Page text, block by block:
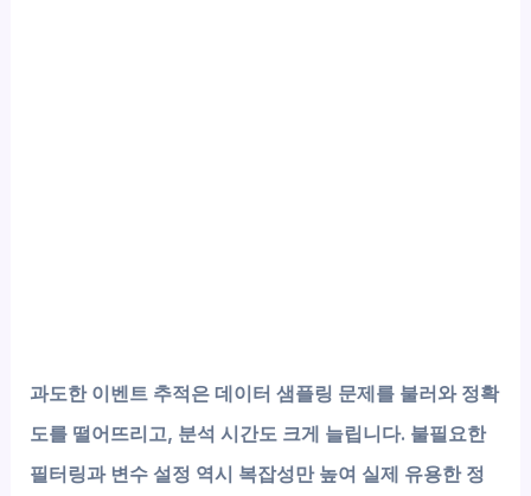
과도한 이벤트 추적은 데이터 샘플링 문제를 불러와 정확
도를 떨어뜨리고, 분석 시간도 크게 늘립니다. 불필요한
필터링과 변수 설정 역시 복잡성만 높여 실제 유용한 정